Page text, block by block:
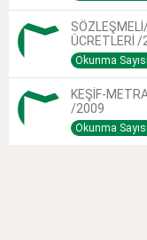
ÜCRETLERİ /
Okunma
KEŞİF-
/2009
Okunma